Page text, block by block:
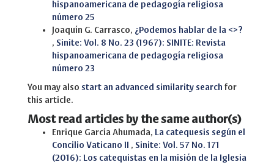
hispanoamericana de pedagogía religiosa
número 25
Joaquín G. Carrasco, ¿Podemos hablar de la <>?
, Sinite: Vol. 8 No. 23 (1967): SINITE: Revista
hispanoamericana de pedagogía religiosa
número 23
You may also start an advanced similarity search for
this article.
Most read articles by the same author(s)
Enrique García Ahumada,
La catequesis según el
Concilio Vaticano II , Sinite: Vol. 57 No. 171
(2016): Los catequistas en la misión de la Iglesia